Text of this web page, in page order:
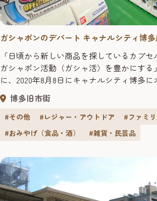
ガシャポンのデパート キャナルシティ博
「日頃から新しい商品を探しているカプ
ガシャポン活動（ガシャ活）を豊かにする
に、2020年8月8日にキャナルシティ博多に
『ガシャポンのデパート 』。 120坪の広大
と並んだ2,200面のガシャポン。 その圧倒的
か、カプセルトイが本来持つ「何が出るか
ワク感」に加え、商品知識が豊富なスタッ
フォンアプリで...
博多旧市街
#その他 #レジャー・アウトドア
#ファミ
#おみやげ（食品・酒）
#雑貨・民芸品